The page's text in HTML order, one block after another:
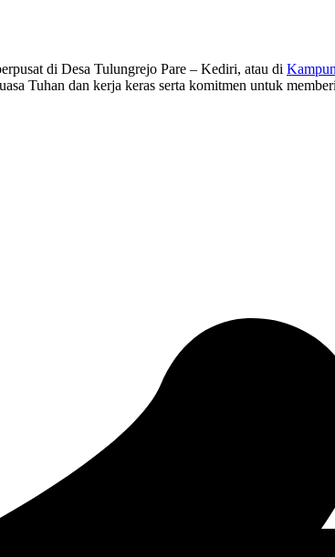
di Desa Tulungrejo Pare – Kediri, atau di
Tuhan dan kerja keras serta komitmen untuk